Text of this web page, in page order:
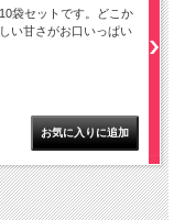
袋セットです。どこか
い甘さがお口いっぱい